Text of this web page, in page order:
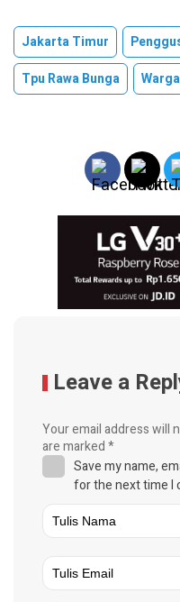
Jakarta Timur
Tpu Rawa Bunga
Leave a
Your email address will
are marked*
Save my name,
for the next time I